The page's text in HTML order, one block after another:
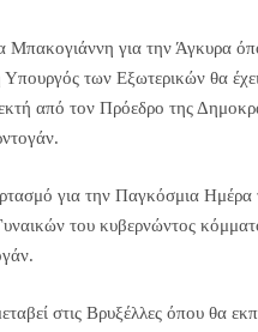
για την Άγκυρα
Υπουργός των Εξωτερικών θα
από τον Πρόεδρο της
για την Παγκόσμια Ημέρα
του κυβερνώντος
στις Βρυξέλλες όπου θα